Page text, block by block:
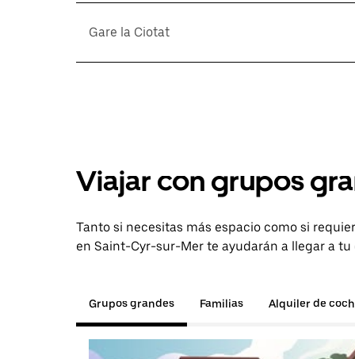
Gare la Ciotat
Viajar con grupos
Tanto si necesitas más espacio como si
en Saint-Cyr-sur-Mer te ayudarán a llegar a
Grupos grandes Familias Alquiler de